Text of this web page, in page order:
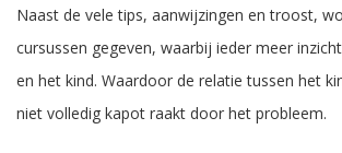
Naast de vele tips, aanwijzingen en troost,
cursussen gegeven, waarbij ieder meer
en het kind. Waardoor de relatie tussen het
niet volledig kapot raakt door het probleem.